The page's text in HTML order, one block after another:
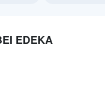
EDEKA